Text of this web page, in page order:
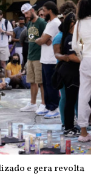
e gera revolta